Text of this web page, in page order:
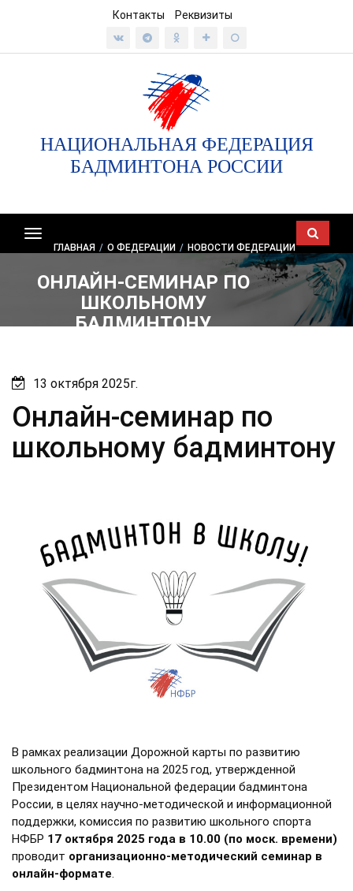
Контакты Реквизиты
НАЦИОНАЛЬНАЯ ФЕДЕРАЦИЯ
БАДМИНТОНА РОССИИ
Показать/
скрытьГЛАВНАЯ / О ФЕДЕРАЦИИ / НОВОСТИ ФЕДЕРАЦИИ
ОНЛАЙН-СЕМИНАР ПО
ШКОЛЬНОМУ
БАДМИНТОНУ
13 октября 2025г.
Онлайн-семинар по
школьному бадминтону
В рамках реализации Дорожной карты по развитию
школьного бадминтона на 2025 год, утвержденной
Президентом Национальной федерации бадминтона
России, в целях научно-методической и информационной
поддержки, комиссия по развитию школьного спорта
НФБР 17 октября 2025 года в 10.00 (по моск. времени)
проводит организационно-методический семинар в
онлайн-формате.